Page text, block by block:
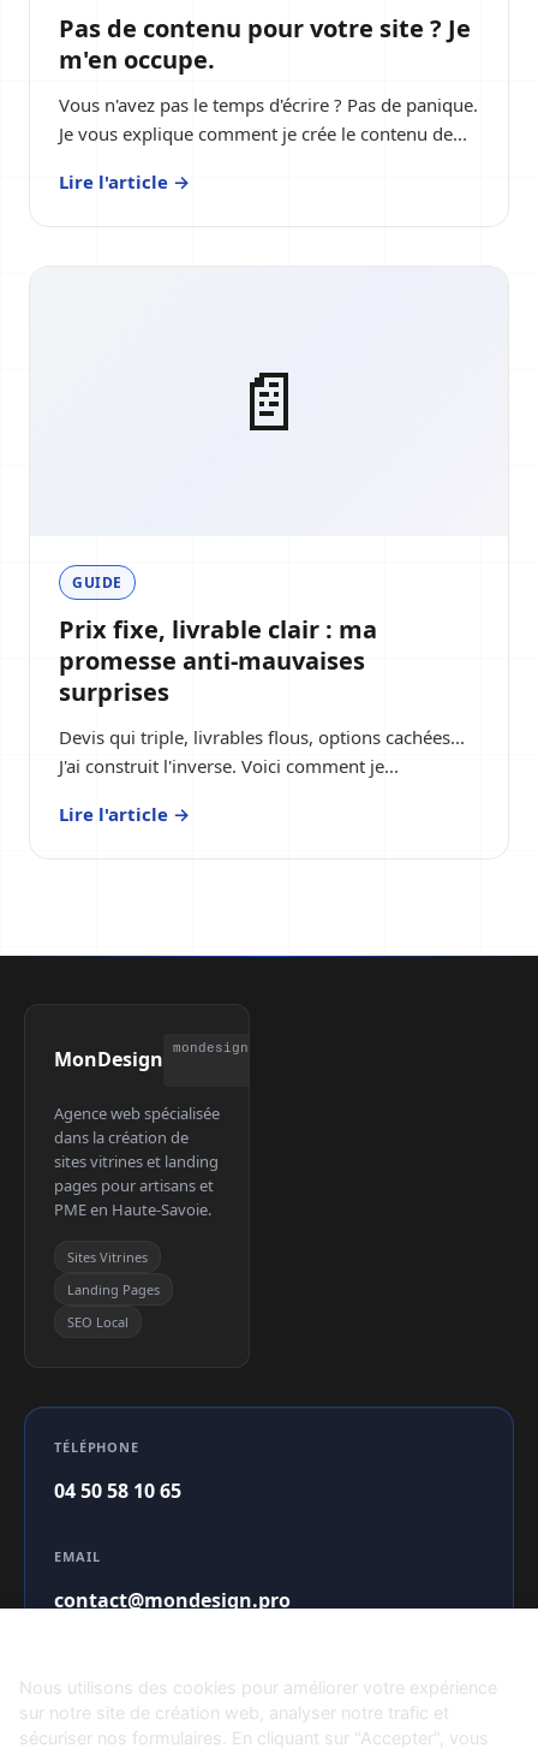
Pas de contenu pour votre site ? Je
m'en occupe.
Vous n'avez pas le temps d'écrire ? Pas de panique.
Je vous explique comment je crée le contenu de...
Lire l'article →
📄
GUIDE
Prix fixe, livrable clair : ma
promesse anti-mauvaises
surprises
Devis qui triple, livrables flous, options cachées...
J'ai construit l'inverse. Voici comment je...
Lire l'article →
MonDesign mondesign.pro
Agence web spécialisée
dans la création de
sites vitrines et landing
pages pour artisans et
PME en Haute-Savoie.
Sites Vitrines
Landing Pages
SEO Local
TÉLÉPHONE
04 50 58 10 65
EMAIL
contact@mondesign.pro
Nous utilisons des cookies pour améliorer votre expérience
sur notre site de création web, analyser notre trafic et
sécuriser nos formulaires. En cliquant sur "Accepter", vous